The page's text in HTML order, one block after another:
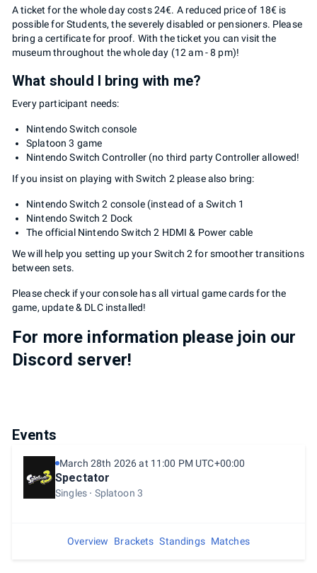
A ticket for the whole day costs 24€. A reduced price of 18€ is
possible for Students, the severely disabled or pensioners. Please
bring a certificate for proof. With the ticket you can visit the
museum throughout the whole day (12 am - 8 pm)!
What should I bring with me?
Every participant needs:
Nintendo Switch console
Splatoon 3 game
Nintendo Switch Controller (no third party Controller allowed!
If you insist on playing with Switch 2 please also bring:
Nintendo Switch 2 console (instead of a Switch 1
Nintendo Switch 2 Dock
The official Nintendo Switch 2 HDMI & Power cable
We will help you setting up your Switch 2 for smoother transitions
between sets.
Please check if your console has all virtual game cards for the
game, update & DLC installed!
For more information please join our
Discord server!
Events
March 28th 2026 at 11:00 PM UTC+00:00
Spectator
Singles Splatoon 3
Overview Brackets Standings Matches